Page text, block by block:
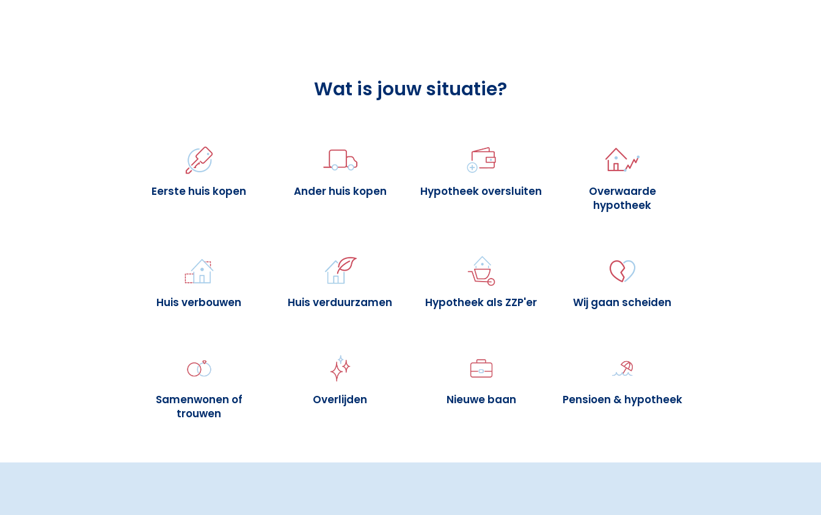
Wat is jouw situatie?
Eerste huis kopen Ander huis kopen Hypotheek oversluiten
Overwaarde
hypotheek
Huis verbouwen Huis verduurzamen Hypotheek als ZZP'er Wij gaan scheiden
Samenwonen of
trouwen
Overlijden Nieuwe baan Pensioen & hypotheek